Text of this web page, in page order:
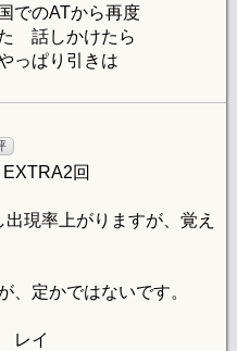
でのATから再度
話しかけたら
っぱり引きは
回
現率上がりますが、覚え
、定かではないです。
イ